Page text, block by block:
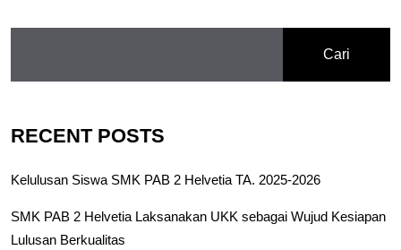
Cari
RECENT POSTS
Kelulusan Siswa SMK PAB 2 Helvetia TA. 2025-2026
SMK PAB 2 Helvetia Laksanakan UKK sebagai Wujud Kesiapan
Lulusan Berkualitas